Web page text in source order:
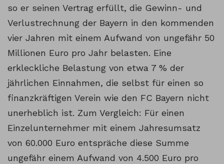
so er seinen Vertrag erfüllt, die Gewinn- und
Verlustrechnung der Bayern in den kommenden
vier Jahren mit einem Aufwand von ungefähr 50
Millionen Euro pro Jahr belasten. Eine
erkleckliche Belastung von etwa 7 % der
jährlichen Einnahmen, die selbst für einen so
finanzkräftigen Verein wie den FC Bayern nicht
unerheblich ist. Zum Vergleich: Für einen
Einzelunternehmer mit einem Jahresumsatz
von 60.000 Euro entspräche diese Summe
ungefähr einem Aufwand von 4.500 Euro pro